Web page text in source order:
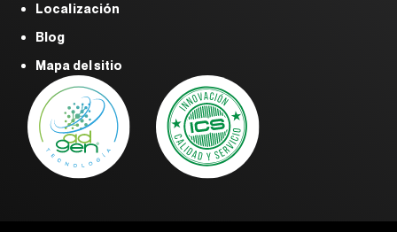
Localización
Blog
Mapa del sitio